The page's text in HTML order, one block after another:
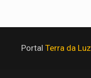
Portal Terra da Luz